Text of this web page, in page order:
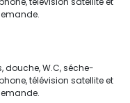
douche, W.C, séche-
télévision satellite et